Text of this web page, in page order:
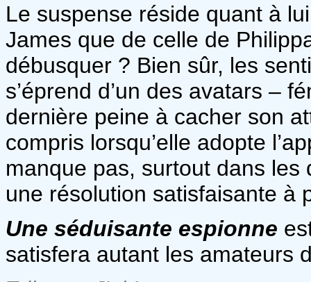
Le suspense réside quant à
James que de celle de
débusquer ? Bien sûr, les
s’éprend d’un des avatars –
dernière peine à cacher son
compris lorsqu’elle adopte
manque pas, surtout dans
une résolution satisfaisante à
Une séduisante espionne
satisfera autant les amateurs